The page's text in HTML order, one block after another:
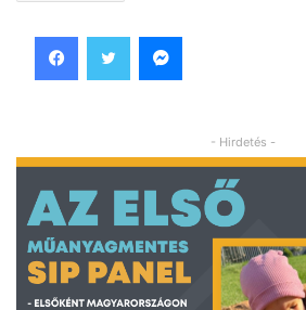
- Hirdetés -